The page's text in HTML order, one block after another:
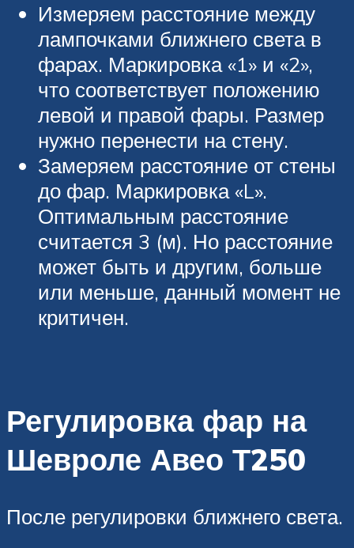
Измеряем расстояние между
лампочками ближнего света в
фарах. Маркировка «1» и «2»,
что соответствует положению
левой и правой фары. Размер
нужно перенести на стену.
Замеряем расстояние от стены
до фар. Маркировка «L».
Оптимальным расстояние
считается 3 (м). Но расстояние
может быть и другим, больше
или меньше, данный момент не
критичен.
Регулировка фар на
Шевроле Авео Т250
После регулировки ближнего света.